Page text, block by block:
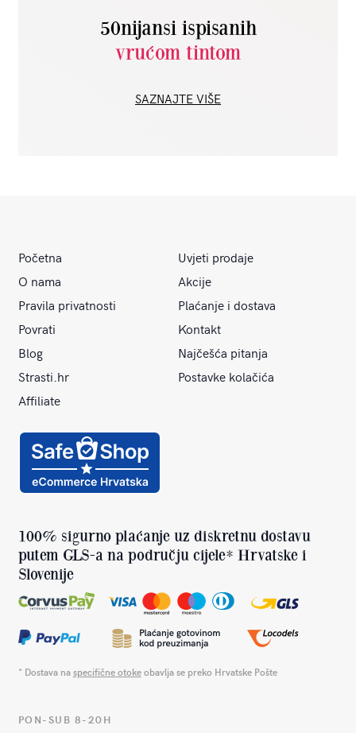
50nijansi ispisanih
vrućom tintom
SAZNAJTE VIŠE
Početna
Uvjeti prodaje
O nama
Akcije
Pravila privatnosti
Plaćanje i dostava
Povrati
Kontakt
Blog
Najčešća pitanja
Strasti.hr
Postavke kolačića
Affiliate
100% sigurno plaćanje uz diskretnu dostavu
putem GLS-a na području cijele* Hrvatske i
Slovenije
* Dostava naspecifične otokeobavlja se preko Hrvatske Pošte
PON-SUB 8-20H